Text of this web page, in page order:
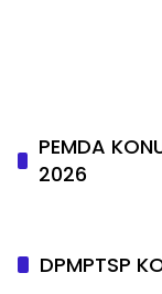
PEMDA
2026
DPMPTSP